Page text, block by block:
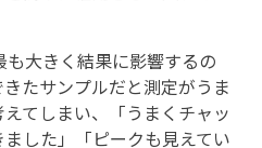
も大きく結果に影響するの
たサンプルだと測定がうま
てしまい、「うまくチャッ
した」「ピークも見えてい